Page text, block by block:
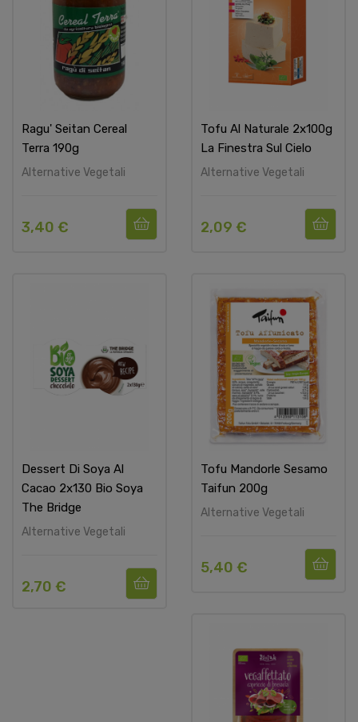
Ragu' Seitan Cereal
Terra 190g
Alternative Vegetali
3,40 €
Tofu Al Naturale 2x100g
La Finestra Sul Cielo
Alternative Vegetali
2,09 €
Dessert Di Soya Al
Cacao 2x130 Bio Soya
The Bridge
Alternative Vegetali
2,70 €
Tofu Mandorle Sesamo
Taifun 200g
Alternative Vegetali
5,40 €